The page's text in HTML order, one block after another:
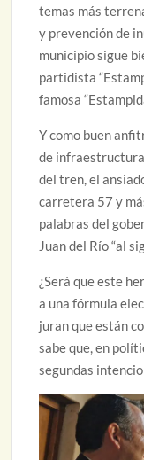
temas más
y prevención de
municipio sigue
partidista
famosa
Y como buen
de
del tren, el
carretera 57 y
palabras del
Juan del Río “al
¿Será que este
a una fórmula
juran que están
sabe que, en
segundas